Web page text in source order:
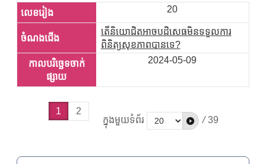
20
តើនិយោជិតអាចបដិសេធមិនទទួលការ
ពិនិត្យសុខភាពបានទេ?
2024-05-09
1
2
ក្នុងមួយទំព័រ
/ 39